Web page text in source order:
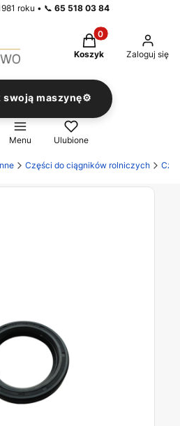
roku • 📞 65 518 03 84
Produkty w
Koszyk Zaloguj się
maszynę⚙️
wyszukiwarkę
Menu Ulubione
Części do ciągników rolniczych